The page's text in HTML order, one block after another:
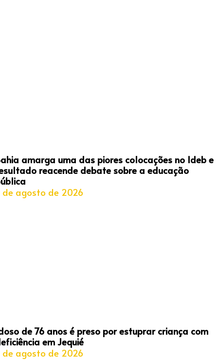
amarga uma das piores colocações no Ideb e
reacende debate sobre a educação
de agosto de 2026
de 76 anos é preso por estuprar criança com
em Jequié
de agosto de 2026